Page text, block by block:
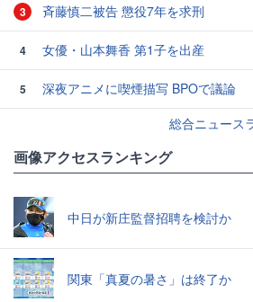
3 斉藤慎二被告 懲役7年を求刑
4 女優・山本舞香 第1子を出産
5
深夜アニメに喫煙描写 BPOで議論
総合ニュース
画像アクセスランキング
中日が新庄監督招聘を検討か
関東「真夏の暑さ」は終了か